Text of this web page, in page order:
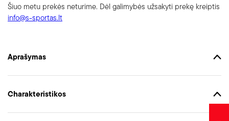
Šiuo metu prekės neturime. Dėl galimybės užsakyti prekę kreiptis
info@s-sportas.lt
Aprašymas
Charakteristikos